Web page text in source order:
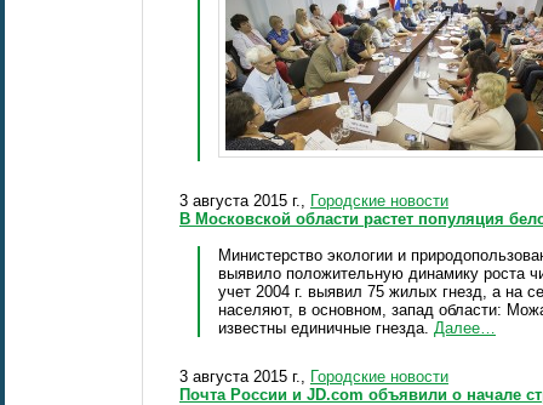
3 августа 2015 г., Городские новости
В Московской области растет популяция
Министерство экологии и
выявило положительную динамику роста
учет 2004 г. выявил 75 жилых гнезд, а на
населяют, в основном, запад области:
известны единичные гнезда. Далее…
3 августа 2015 г., Городские новости
Почта России и JD.com объявили о начале